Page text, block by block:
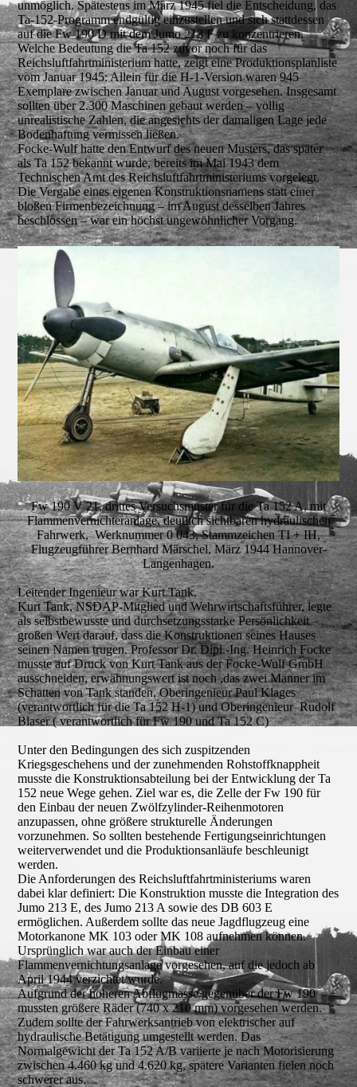
unmöglich. Spätestens im März 1945 fiel die Entscheidung, das
Ta-152-Programm endgültig einzustellen und sich stattdessen
auf die Fw 190 D mit dem Jumo 213 F zu konzentrieren.
Welche Bedeutung die Ta 152 zuvor noch für das
Reichsluftfahrtministerium hatte, zeigt eine Produktionsplanliste
vom Januar 1945: Allein für die H-1-Version waren 945
Exemplare zwischen Januar und August vorgesehen. Insgesamt
sollten über 2.300 Maschinen gebaut werden – völlig
unrealistische Zahlen, die angesichts der damaligen Lage jede
Bodenhaftung vermissen ließen.
Focke-Wulf hatte den Entwurf des neuen Musters, das später
als Ta 152 bekannt wurde, bereits im Mai 1943 dem
Technischen Amt des Reichsluftfahrtministeriums vorgelegt.
Die Vergabe eines eigenen Konstruktionsnamens statt einer
bloßen Firmenbezeichnung – im August desselben Jahres
beschlossen – war ein höchst ungewöhnlicher Vorgang.
Fw 190 V 21, drittes Versuchsmuster für die Ta 152 A, mit
Flammenvernichteranlage, deutlich sichtbaren hydraulischen
Fahrwerk, Werknummer 0 043, Stammzeichen TI + IH,
Flugzeugführer Bernhard Märschel, März 1944 Hannover-
Langenhagen.
Leitender Ingenieur war Kurt Tank.
Kurt Tank, NSDAP-Mitglied und Wehrwirtschaftsführer, legte
als selbstbewusste und durchsetzungsstarke Persönlichkeit
großen Wert darauf, dass die Konstruktionen seines Hauses
seinen Namen trugen. Professor Dr. Dipl.-Ing. Heinrich Focke
musste auf Druck von Kurt Tank aus der Focke-Wulf GmbH
ausschneiden, erwähnungswert ist noch ,das zwei Männer im
Schatten von Tank standen, Oberingenieur Paul Klages
(verantwortlich für die Ta 152 H-1) und Oberingenieur Rudolf
Blaser ( verantwortlich für Fw 190 und Ta 152 C)
Unter den Bedingungen des sich zuspitzenden
Kriegsgeschehens und der zunehmenden Rohstoffknappheit
musste die Konstruktionsabteilung bei der Entwicklung der Ta
152 neue Wege gehen. Ziel war es, die Zelle der Fw 190 für
den Einbau der neuen Zwölfzylinder-Reihenmotoren
anzupassen, ohne größere strukturelle Änderungen
vorzunehmen. So sollten bestehende Fertigungseinrichtungen
weiterverwendet und die Produktionsanläufe beschleunigt
werden.
Die Anforderungen des Reichsluftfahrtministeriums waren
dabei klar definiert: Die Konstruktion musste die Integration des
Jumo 213 E, des Jumo 213 A sowie des DB 603 E
ermöglichen. Außerdem sollte das neue Jagdflugzeug eine
Motorkanone MK 103 oder MK 108 aufnehmen können.
Ursprünglich war auch der Einbau einer
Flammenvernichtungsanlage vorgesehen, auf die jedoch ab
April 1944 verzichtet wurde.
Aufgrund der höheren Abflugmasse gegenüber der Fw 190
mussten größere Räder (740 x 210 mm) vorgesehen werden.
Zudem sollte der Fahrwerksantrieb von elektrischer auf
hydraulische Betätigung umgestellt werden. Das
Normalgewicht der Ta 152 A/B variierte je nach Motorisierung
zwischen 4.460 kg und 4.620 kg, spätere Varianten fielen noch
schwerer aus.